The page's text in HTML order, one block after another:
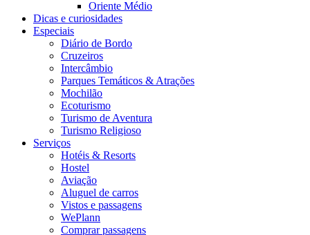
Oriente Médio
Dicas e curiosidades
Especiais
Diário de Bordo
Cruzeiros
Intercâmbio
Parques Temáticos & Atrações
Mochilão
Ecoturismo
Turismo de Aventura
Turismo Religioso
Serviços
Hotéis & Resorts
Hostel
Aviação
Aluguel de carros
Vistos e passagens
WePlann
Comprar passagens